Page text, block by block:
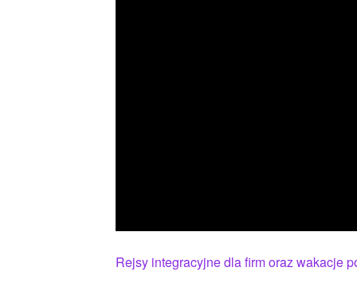
Rejsy integracyjne dla firm oraz wakacje